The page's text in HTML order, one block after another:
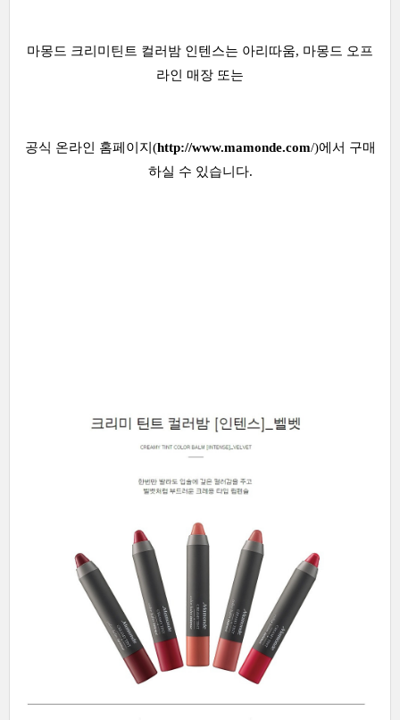
마몽드 크리미틴트 컬러밤 인텐스는 아리따움, 마몽드 오프
라인 매장 또는
공식 온라인 홈페이지(http://www.mamonde.com/)에서 구매
하실 수 있습니다.